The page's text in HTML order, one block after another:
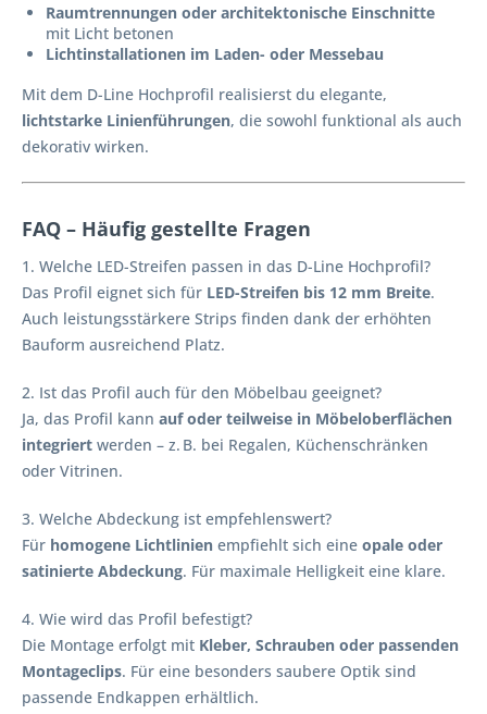
Raumtrennungen oder architektonische Einschnitte
mit Licht betonen
Lichtinstallationen im Laden- oder Messebau
Mit dem D-Line Hochprofil realisierst du elegante,
lichtstarke Linienführungen, die sowohl funktional als auch
dekorativ wirken.
FAQ – Häufig gestellte Fragen
1. Welche LED-Streifen passen in das D-Line Hochprofil?
Das Profil eignet sich für LED-Streifen bis 12 mm Breite.
Auch leistungsstärkere Strips finden dank der erhöhten
Bauform ausreichend Platz.
2. Ist das Profil auch für den Möbelbau geeignet?
Ja, das Profil kann auf oder teilweise in Möbeloberflächen
integriert werden – z. B. bei Regalen, Küchenschränken
oder Vitrinen.
3. Welche Abdeckung ist empfehlenswert?
Für homogene Lichtlinien empfiehlt sich eine opale oder
satinierte Abdeckung. Für maximale Helligkeit eine klare.
4. Wie wird das Profil befestigt?
Die Montage erfolgt mit Kleber, Schrauben oder passenden
Montageclips. Für eine besonders saubere Optik sind
passende Endkappen erhältlich.